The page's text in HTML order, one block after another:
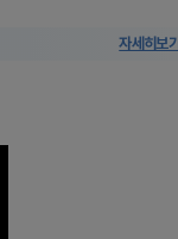
자세히보기